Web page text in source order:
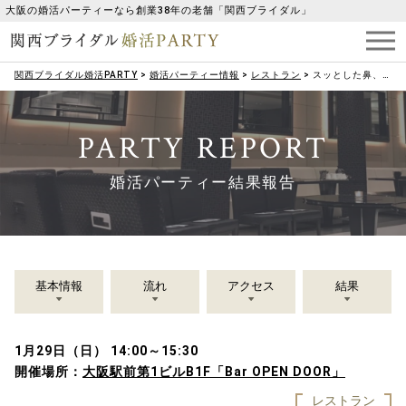
大阪の婚活パーティーなら創業38年の老舗「関西ブライダル」
関西ブライダル婚活PARTY > 婚活パーティー情報 > レストラン > スッとした鼻、二重など容姿端麗など♡《理想の容姿＆恋人に優しい方》
PARTY REPORT
婚活パーティー結果報告
基本情報 流れ アクセス 結果
1月29日（日） 14:00～15:30
開催場所： 大阪駅前第1ビルB1F「Bar OPEN DOOR」
レストラン